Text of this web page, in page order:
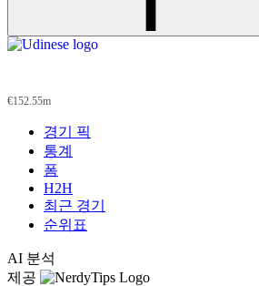
€152.55m
경기 픽
통계
폼
H2H
최근 경기
순위표
AI 분석
제공